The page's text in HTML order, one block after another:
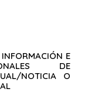
E
DE
NOTICIA O